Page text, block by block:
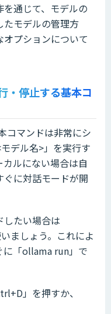
通じて、モデルの
たモデルの管理方
プションについて
・停止する基本コ
コマンドは非常にシ
デル名>」を実行す
ルにない場合は自
に対話モードが開
したい場合は
ましょう。これによ
に「ollama run」で
」を押すか、